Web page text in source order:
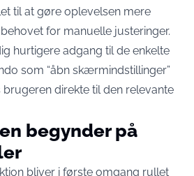
til at gøre oplevelsen mere
for manuelle justeringer.
hurtigere adgang til de enkelte
som “åbn skærmindstillinger”
direkte til den relevante
begynder på
bliver i første omgang rullet